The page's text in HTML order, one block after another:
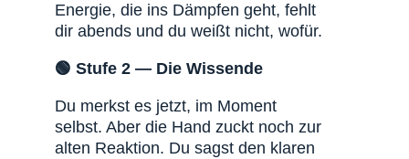
Energie, die ins Dämpfen geht, fehlt
dir abends und du weißt nicht, wofür.
🟢 Stufe 2 — Die Wissende
Du merkst es jetzt, im Moment
selbst. Aber die Hand zuckt noch zur
alten Reaktion. Du sagst den klaren